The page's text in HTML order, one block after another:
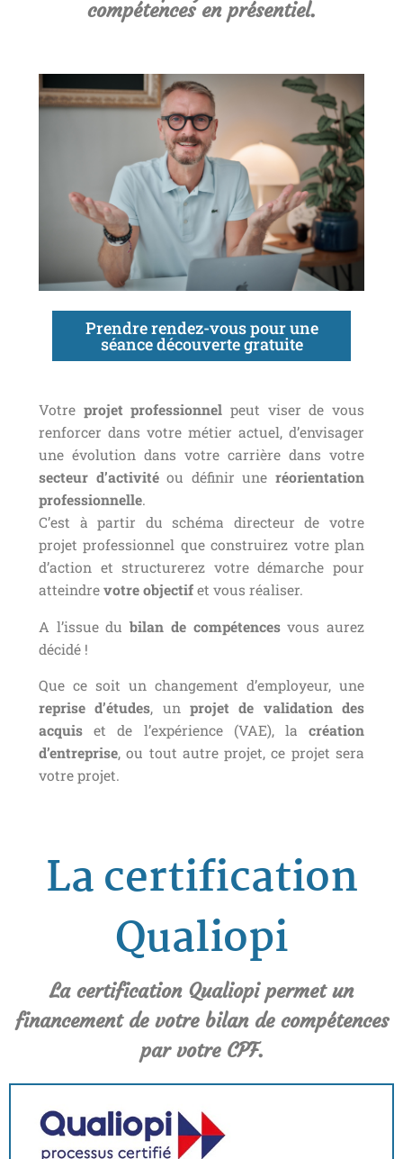
compétences en présentiel.
Prendre rendez-vous pour une
séance découverte gratuite
Votre projet professionnel peut viser de vous
renforcer dans votre métier actuel, d’envisager
une évolution dans votre carrière dans votre
secteur d’activitéou définir uneréorientation
professionnelle.
C’est à partir du schéma directeur de votre
projet professionnel que construirez votre plan
d’action et structurerez votre démarche pour
atteindre votre objectif et vous réaliser.
A l’issue dubilan de compétencesvous aurez
décidé !
Que ce soit un changement d’employeur, une
reprise d’études, unprojet de validation des
acquis et de l’expérience (VAE), la création
d’entreprise, ou tout autre projet, ce projet sera
votre projet.
La certification
Qualiopi
La certification Qualiopi permet un
financement de votre bilan de compétences
par votre CPF.